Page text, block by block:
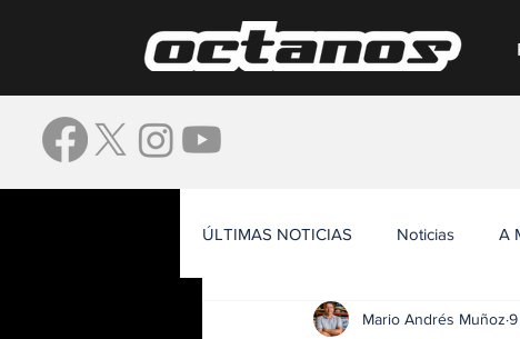
ÚLTIMAS NOTICIAS Noticias A
Mario Andrés Muñoz